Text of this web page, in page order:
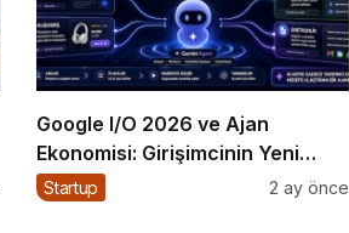
Google I/O 2026 ve Ajan
Ekonomisi: Girişimcinin Yeni
Rakibi Arama Kutusu
Startup 2 ay önce